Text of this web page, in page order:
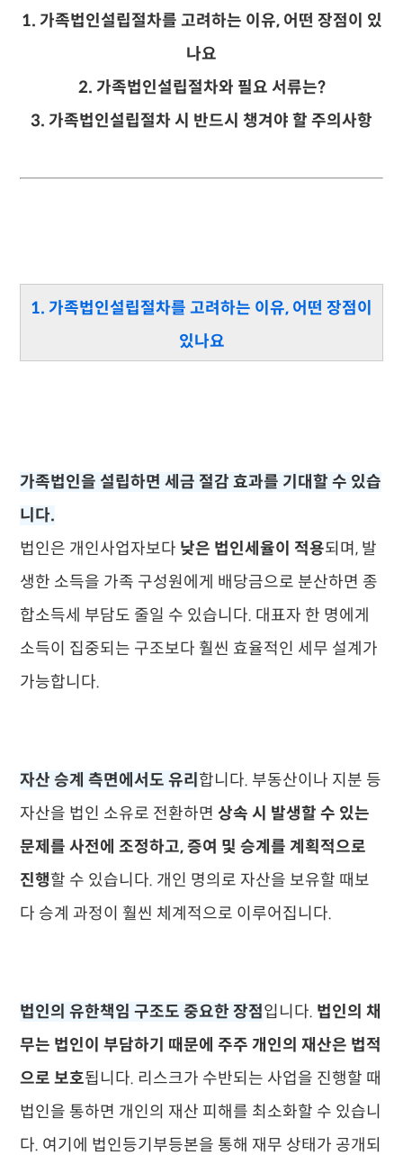
1. 가족법인설립절차를 고려하는 이유, 어떤 장점이 있
나요
2. 가족법인설립절차와 필요 서류는?
3. 가족법인설립절차 시 반드시 챙겨야 할 주의사항
1. 가족법인설립절차를 고려하는 이유, 어떤 장점이
있나요
가족법인을 설립하면 세금 절감 효과를 기대할 수 있습
니다.
법인은 개인사업자보다 낮은 법인세율이 적용되며, 발
생한 소득을 가족 구성원에게 배당금으로 분산하면 종
합소득세 부담도 줄일 수 있습니다. 대표자 한 명에게
소득이 집중되는 구조보다 훨씬 효율적인 세무 설계가
가능합니다.
자산 승계 측면에서도 유리 합니다. 부동산이나 지분 등
자산을 법인 소유로 전환하면상속 시 발생할 수 있는
문제를 사전에 조정하고, 증여 및 승계를 계획적으로
진행할 수 있습니다. 개인 명의로 자산을 보유할 때보
다 승계 과정이 훨씬 체계적으로 이루어집니다.
법인의 유한책임 구조도 중요한 장점입니다. 법인의 채
무는 법인이 부담하기 때문에 주주 개인의 재산은 법적
으로 보호됩니다. 리스크가 수반되는 사업을 진행할 때
법인을 통하면 개인의 재산 피해를 최소화할 수 있습니
다. 여기에 법인등기부등본을 통해 재무 상태가 공개되